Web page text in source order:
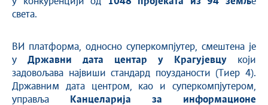
света.
ВИ платформа, односно суперкомпјутер, смештена је
у Државни дата центар у Крагујевцу који
задовољава највиши стандард поузданости (Тиер 4).
Државним дата центром, као и суперкомпјутером,
управља
Канцеларија за информационе